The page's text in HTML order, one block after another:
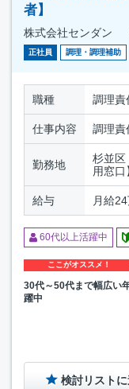
者】
株式会社センダン
正社員 調理・調理補助
職種 調理責
仕事内容 調理責
勤務地
杉並区
用窓口
給与 月給
60代以上活躍中
ここがオススメ！
30代～50代まで幅広い
躍中
検討リスト